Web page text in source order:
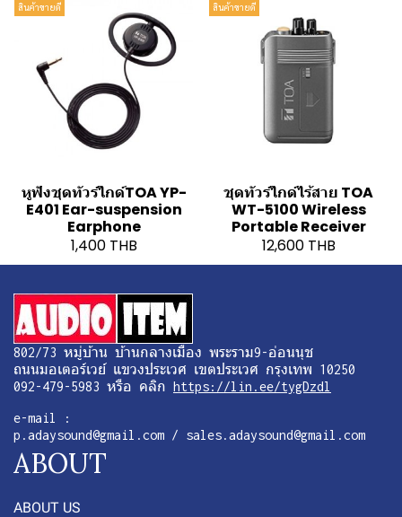
สินค้าขายดี
หูฟังชุดทัวร์ไกด์TOA YP-
E401 Ear-suspension
Earphone
1,400 THB
สินค้าขายดี
ชุดทัวร์ไกด์ไร้สาย TOA
WT-5100 Wireless
Portable Receiver
12,600 THB
802/73 หมู่บ้าน บ้านกลางเมือง พระราม9-อ่อนนุช
ถนนมอเตอร์เวย์ แขวงประเวศ เขตประเวศ กรุงเทพ 10250
092-479-5983 หรือ คลิก https://lin.ee/tygDzdl
e-mail :
p.adaysound@gmail.com / sales.adaysound@gmail.com
ABOUT
ABOUT US